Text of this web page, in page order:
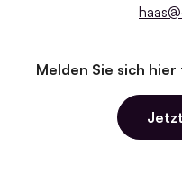
haas
Melden Sie sich